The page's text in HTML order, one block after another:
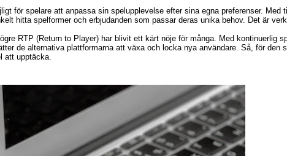
för spelare att anpassa sin spelupplevelse efter sina egna preferenser. Med
hitta spelformer och erbjudanden som passar deras unika behov. Det är
RTP (Return to Player) har blivit ett kärt nöje för många. Med kontinuerlig
de alternativa plattformarna att växa och locka nya användare. Så, för den
att upptäcka.